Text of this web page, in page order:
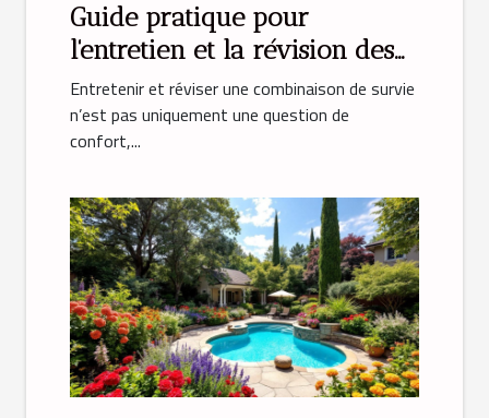
Guide pratique pour
l'entretien et la révision des
combinaisons de survie
Entretenir et réviser une combinaison de survie
n’est pas uniquement une question de
confort,...